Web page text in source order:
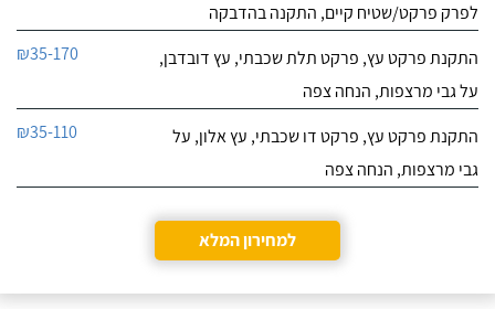
לפרק פרקט/שטיח קיים, התקנה בהדבקה
התקנת פרקט עץ, פרקט תלת שכבתי, עץ דובדבן,
על גבי מרצפות, הנחה צפה
₪35-170
התקנת פרקט עץ, פרקט דו שכבתי, עץ אלון, על
גבי מרצפות, הנחה צפה
₪35-110
למחירון המלא